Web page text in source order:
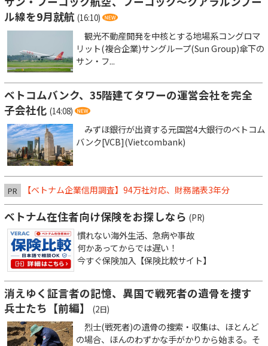
ル線を9月就航 (16:10)
観光不動産開発を中核とする地場系コングロマ
リット(複合企業)サングループ(Sun Group)傘下の
サン・フ...
ベトコムバンク、35階建てタワーの運営会社を完全
子会社化 (14:08)
みずほ銀行が出資する元国営4大銀行のベトコム
バンク[VCB](Vietcombank)
PR 【ベトナム企業信用調査】94万社対応、財務諸表3年分
ベトナム在住者向け保険をお探しなら (PR)
慣れない海外生活、急病や事故
何かあってからでは遅い！
今すぐ保険加入【保険比較サイト】
消えゆく証言者の記憶、異国で戦死者の遺骨を捜す
兵士たち【前編】
(2日)
烈士(戦死者)の遺骨の捜索・収集は、ほとんど
の場合、ほんのわずかな手がかりから始まる。そ